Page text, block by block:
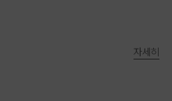
자세히